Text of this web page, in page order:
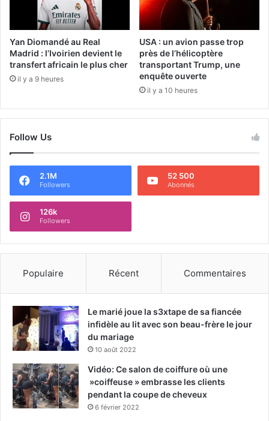
Yan Diomandé au Real
Madrid : l’Ivoirien devient le
transfert africain le plus cher
il y a 9 heures
USA : un avion passe trop
près de l’hélicoptère
transportant Trump, une
enquête ouverte
il y a 10 heures
Follow Us
2.1M
Followers
52 500
Abonnés
126k
Followers
Populaire Récent Commentaires
Le marié joue la s3xtape de sa fiancée
infidèle au lit avec son beau-frère le jour
du mariage
10 août 2022
Vidéo: Ce salon de coiffure où une
»coiffeuse » embrasse les clients
pendant la coupe de cheveux
6 février 2022